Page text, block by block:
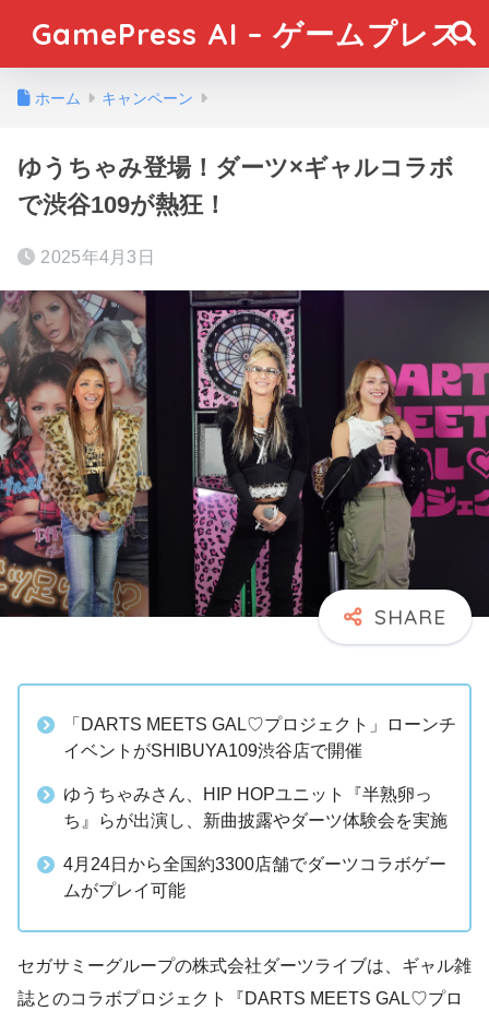
GamePress AI – ゲームプレス
ホーム キャンペーン
ゆうちゃみ登場！ダーツ×ギャルコラボ
で渋谷109が熱狂！
2025年4月3日
「DARTS MEETS GAL♡プロジェクト」ローンチ
イベントがSHIBUYA109渋谷店で開催
ゆうちゃみさん、HIP HOPユニット『半熟卵っ
ち』らが出演し、新曲披露やダーツ体験会を実施
4月24日から全国約3300店舗でダーツコラボゲー
ムがプレイ可能
セガサミーグループの株式会社ダーツライブは、ギャル雑
誌とのコラボプロジェクト『DARTS MEETS GAL♡プロ